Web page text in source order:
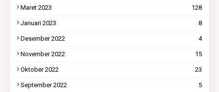
Maret 2023 128
Januari 2023 8
Desember 2022 4
November 2022 15
Oktober 2022 23
September 2022 5